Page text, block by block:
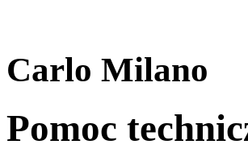
Carlo Milano
Pomoc